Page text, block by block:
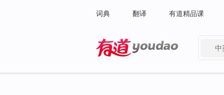
词典 翻译 有道精品课
中